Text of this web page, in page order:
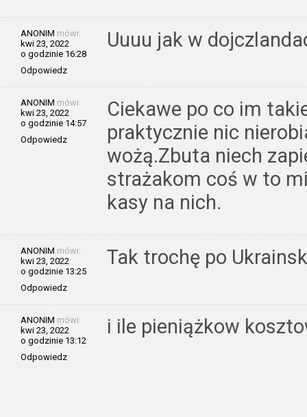
ANONIM mówi:
kwi 23, 2022
o godzinie 16:28
Odpowiedz
Uuuu jak w
ANONIM mówi:
kwi 23, 2022
o godzinie 14:57
Odpowiedz
Ciekawe po co im
praktycznie nic
wożą.Zbuta niech
strażakom coś w to
kasy na nich.
ANONIM mówi:
kwi 23, 2022
o godzinie 13:25
Odpowiedz
Tak trochę po
ANONIM mówi:
kwi 23, 2022
o godzinie 13:12
Odpowiedz
i ile pieniążkow